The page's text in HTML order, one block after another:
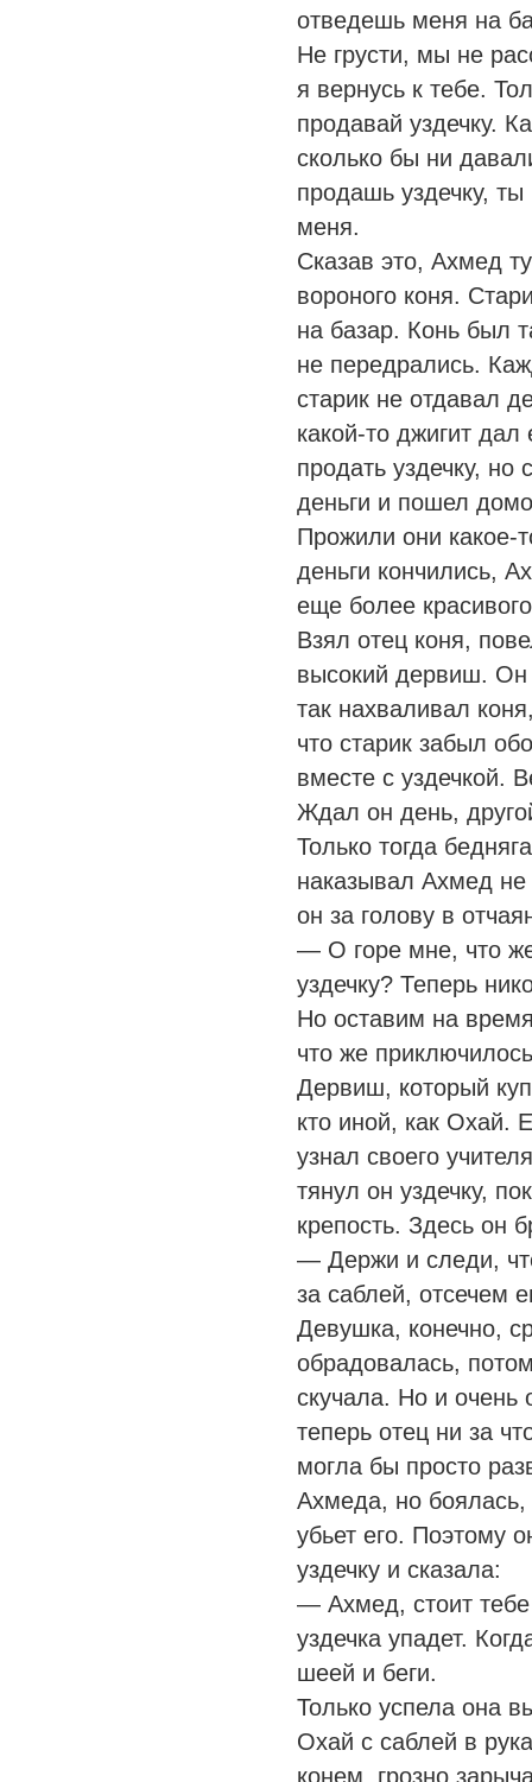
отведешь меня на
Не грусти, мы не
я вернусь к тебе.
продавай уздечку.
сколько бы ни
продашь уздечку,
меня.
Сказав это, Ахмед
вороного коня.
на базар. Конь был
не передрались.
старик не отдавал
какой-то джигит
продать уздечку, но
деньги и пошел
Прожили они какое-
деньги кончились,
еще более
Взял отец коня,
высокий дервиш. Он
так нахваливал
что старик забыл
вместе с уздечкой.
Ждал он день,
Только тогда
наказывал Ахмед не
он за голову в
— О горе мне, что
уздечку? Теперь
Но оставим на
что же
Дервиш, который
кто иной, как Охай.
узнал своего
тянул он уздечку,
крепость. Здесь он
— Держи и следи,
за саблей, отсечем
Девушка, конечно,
обрадовалась,
скучала. Но и очень
теперь отец ни за
могла бы просто
Ахмеда, но боялась,
убьет его. Поэтому
уздечку и сказала:
— Ахмед, стоит тебе
уздечка упадет.
шеей и беги.
Только успела она
Охай с саблей в
конем, грозно